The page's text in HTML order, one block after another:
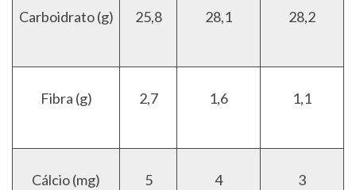
Carboidrato (g) 25,8 28,1 28,2
Fibra (g) 2,7 1,6 1,1
Cálcio (mg) 5 4 3